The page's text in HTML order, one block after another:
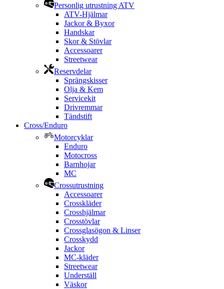
Personlig utrustning ATV
ATV-Hjälmar
Jackor & Byxor
Handskar
Skor & Stövlar
Accessoarer
Streetwear
Reservdelar
Sprängskisser
Olja & Kem
Servicekit
Drivremmar
Tändstift
Cross/Enduro
Motorcyklar
Enduro
Motocross
Barnhojar
MC
Crossutrustning
Accessoarer
Crosskläder
Crosshjälmar
Crosstövlar
Crossglasögon & Linser
Crosskydd
Jackor
MC-kläder
Streetwear
Underställ
Väskor